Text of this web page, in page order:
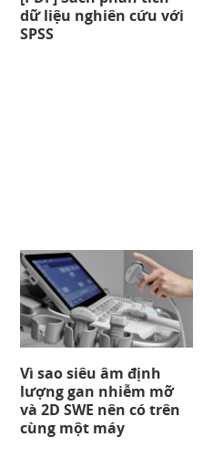
dữ liệu nghiên cứu với
SPSS
Vì sao siêu âm định
lượng gan nhiễm mỡ
và 2D SWE nên có trên
cùng một máy